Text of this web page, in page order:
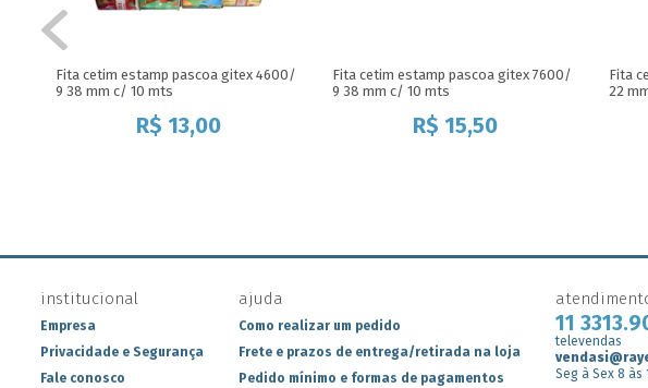
Fita cetim estamp pascoa gitex 4600/
9 38 mm c/ 10 mts
R$ 13,00
Fita cetim estamp pascoa gitex 7600/
9 38 mm c/ 10 mts
R$ 15,50
Fita
22
institucional
Empresa
Privacidade e Segurança
Fale conosco
ajuda
Como realizar um pedido
Frete e prazos de entrega/retirada na loja
Pedido mínimo e formas de pagamentos
11
televendas
Seg à Sex 8 às